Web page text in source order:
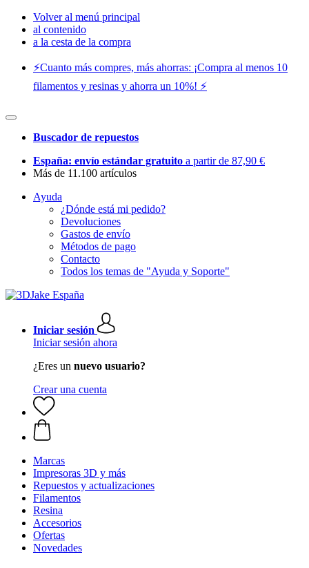
Volver al menú principal
al contenido
a la cesta de la compra
⚡️Cuanto más compres, más ahorras: ¡Compra al menos 10
filamentos y resinas y ahorra un 10%! ⚡️
Buscador de repuestos
España: envío estándar gratuito a partir de 87,90 €
Más de 11.100 artículos
Ayuda
¿Dónde está mi pedido?
Devoluciones
Gastos de envío
Métodos de pago
Contacto
Todos los temas de "Ayuda y Soporte"
Iniciar sesión
Iniciar sesión ahora
¿Eres un nuevo usuario?
Crear una cuenta
Marcas
Impresoras 3D y más
Repuestos y actualizaciones
Filamentos
Resina
Accesorios
Ofertas
Novedades